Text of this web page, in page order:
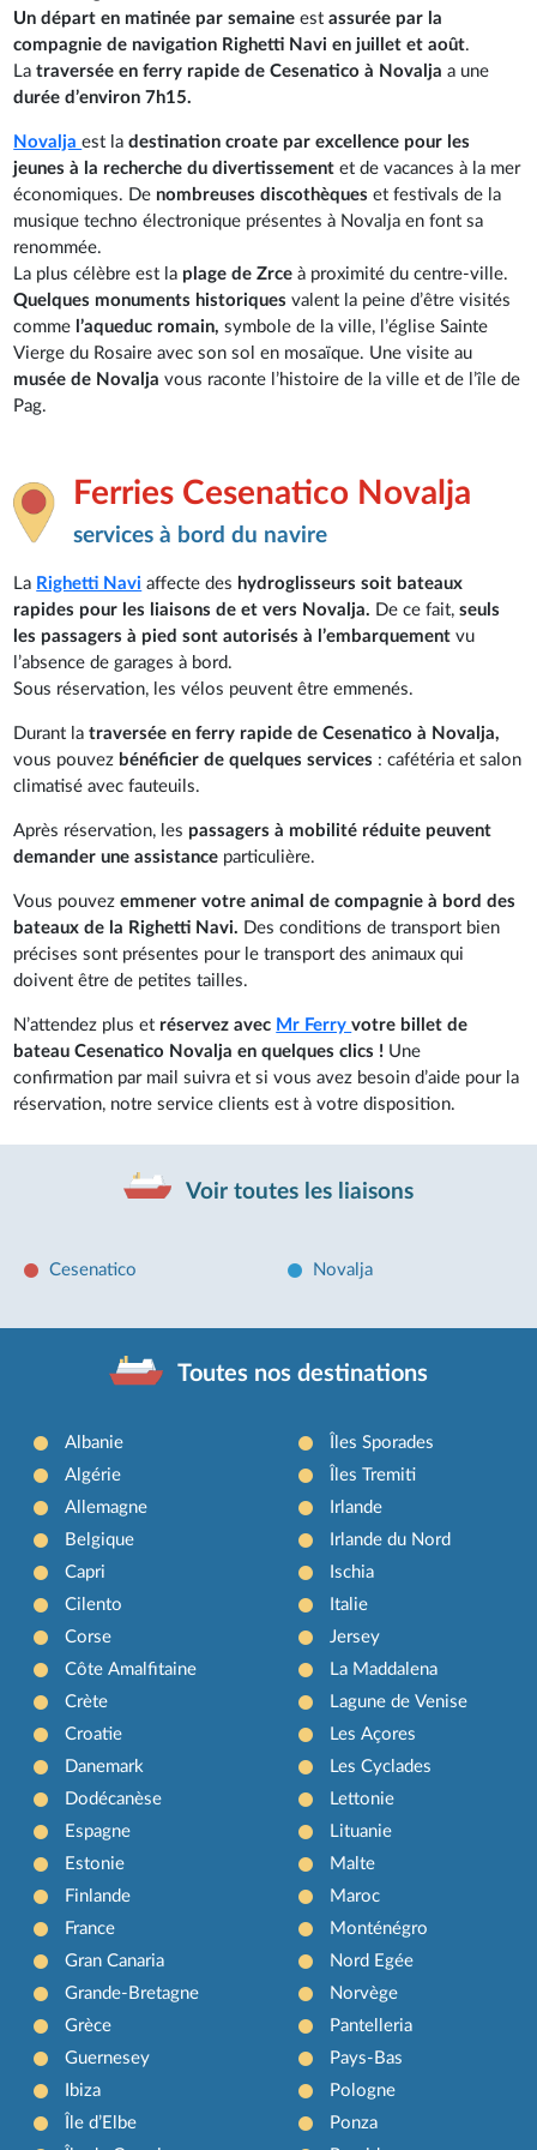
Un départ en matinée par semaine estassurée par la
compagnie de navigation Righetti Navi en juillet et août.
Latraversée en ferry rapide de Cesenatico à Novalja a une
durée d’environ 7h15.
Novaljaest ladestination croate par excellence pour les
jeunes à la recherche du divertissement et de vacances à la mer
économiques. De nombreuses discothèques et festivals de la
musique techno électronique présentes à Novalja en font sa
renommée.
La plus célèbre est la plage de Zrce à proximité du centre-ville.
Quelques monuments historiquesvalent la peine d’être visités
comme l’aqueduc romain, symbole de la ville, l’église Sainte
Vierge du Rosaire avec son sol en mosaïque. Une visite au
musée de Novaljavous raconte l’histoire de la ville et de l’île de
Pag.
Ferries Cesenatico Novalja
services à bord du navire
La Righetti Navi affecte des hydroglisseurs soit bateaux
rapides pour les liaisons de et vers Novalja. De ce fait,seuls
les passagers à pied sont autorisés à l’embarquement vu
l’absence de garages à bord.
Sous réservation, les vélos peuvent être emmenés.
Durant latraversée en ferry rapide de Cesenatico à Novalja,
vous pouvez bénéficier de quelques services : cafétéria et salon
climatisé avec fauteuils.
Après réservation, les passagers à mobilité réduite peuvent
demander une assistance particulière.
Vous pouvezemmener votre animal de compagnie à bord des
bateaux de la Righetti Navi. Des conditions de transport bien
précises sont présentes pour le transport des animaux qui
doivent être de petites tailles.
N’attendez plus et réservez avec Mr Ferryvotre billet de
bateau Cesenatico Novalja en quelques clics ! Une
confirmation par mail suivra et si vous avez besoin d’aide pour la
réservation, notre service clients est à votre disposition.
Voir toutes les liaisons
Cesenatico Novalja
Toutes nos destinations
Albanie
Algérie
Allemagne
Belgique
Capri
Cilento
Corse
Côte Amalfitaine
Crète
Croatie
Danemark
Dodécanèse
Espagne
Estonie
Finlande
France
Gran Canaria
Grande-Bretagne
Grèce
Guernesey
Ibiza
Île d’Elbe
Îles Sporades
Îles Tremiti
Irlande
Irlande du Nord
Ischia
Italie
Jersey
La Maddalena
Lagune de Venise
Les Açores
Les Cyclades
Lettonie
Lituanie
Malte
Maroc
Monténégro
Nord Egée
Norvège
Pantelleria
Pays-Bas
Pologne
Ponza